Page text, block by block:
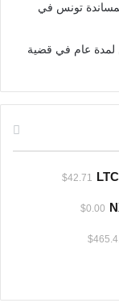
لمساندة تونس في
عام في قضية
LTC
$42.71
$0.00